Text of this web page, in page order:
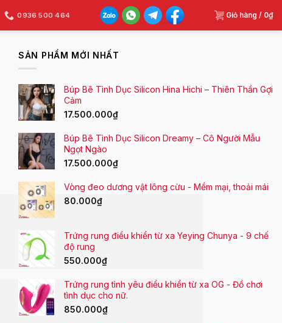
0936 500 464 Giỏ hàng / 0₫
SẢN PHẨM MỚI NHẤT
Búp Bê Tình Dục Silicon Hina Hichi – Thiên Thần Gợi
Cảm
17.500.000₫
Búp Bê Tình Dục Silicon Dreamy – Cô Người Mẫu
Ngọt Ngào
17.500.000₫
Vòng đeo dương vật lông cừu - Mềm mại, thoải mái
80.000₫
Trứng rung điều khiển từ xa Yeying Chunya - 9 chế
độ rung
550.000₫
Trứng rung tình yêu điều khiển từ xa OG - Đồ chơi
tình dục cho nữ.
850.000₫